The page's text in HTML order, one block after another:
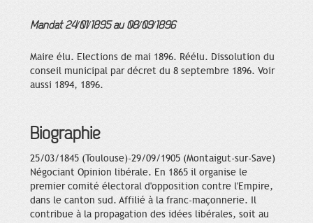
Mandat 24/01/1895 au 08/09/1896
Maire élu. Elections de mai 1896. Réélu. Dissolution du
conseil municipal par décret du 8 septembre 1896. Voir
aussi 1894, 1896.
Biographie
25/03/1845 (Toulouse)-29/09/1905 (Montaigut-sur-Save)
Négociant Opinion libérale. En 1865 il organise le
premier comité électoral d'opposition contre l'Empire,
dans le canton sud. Affilié à la franc-maçonnerie. Il
contribue à la propagation des idées libérales, soit au